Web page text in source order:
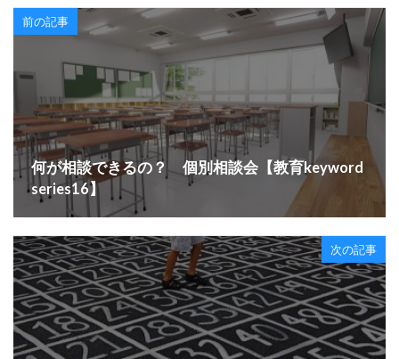
前の記事
何が相談できるの？ 個別相談会【教育keyword
series16】
次の記事